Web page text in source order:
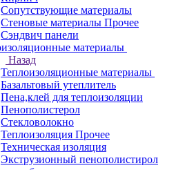
Сопутствующие материалы
Стеновые материалы Прочее
Сэндвич панели
материалы
Назад
Теплоизоляционные материалы
Базальтовый утеплитель
Пена,клей для теплоизоляции
Пенополистерол
Стекловолокно
Теплоизоляция Прочее
Техническая изоляция
Экструзионный пенополистирол